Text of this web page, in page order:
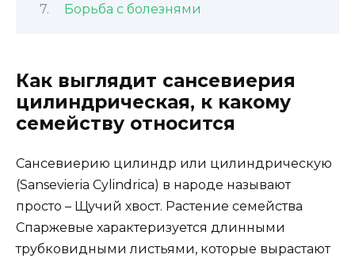
Борьба с болезнями
Как выглядит сансевиерия
цилиндрическая, к какому
семейству относится
Сансевиерию цилиндр или цилиндрическую
(Sansevieria Cylindrica) в народе называют
просто – Щучий хвост. Растение семейства
Спаржевые характеризуется длинными
трубковидными листьями, которые вырастают